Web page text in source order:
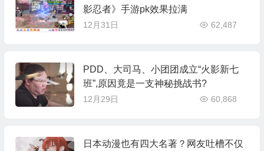
影忍者》手游pk效果拉满
12月31日 62,487
PDD、大司马、小团团成立“火影新七
班”,原因竟是一支神秘挑战书?
12月29日 60,868
日本动漫也有四大名著？网友吐槽不仅